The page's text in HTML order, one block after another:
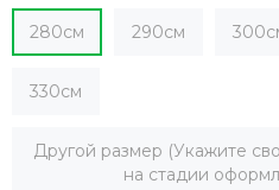
280см 290см
330см
Другой размер (Укажите
на стадии